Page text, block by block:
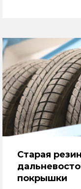
Старая
покрышки